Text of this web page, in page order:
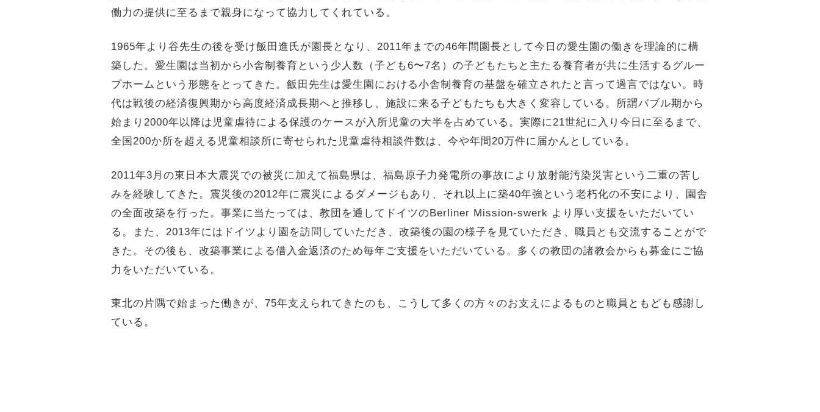
働力の提供に至るまで親身になって協力してくれている。
1965年より谷先生の後を受け飯田進氏が園長となり、2011年までの46年間園長として今日の愛生園の働きを理論的に構
築した。愛生園は当初から小舎制養育という少人数（子ども6〜7名）の子どもたちと主たる養育者が共に生活するグルー
プホームという形態をとってきた。飯田先生は愛生園における小舎制養育の基盤を確立されたと言って過言ではない。時
代は戦後の経済復興期から高度経済成長期へと推移し、施設に来る子どもたちも大きく変容している。所謂バブル期から
始まり2000年以降は児童虐待による保護のケースが入所児童の大半を占めている。実際に21世紀に入り今日に至るまで、
全国200か所を超える児童相談所に寄せられた児童虐待相談件数は、今や年間20万件に届かんとしている。
2011年3月の東日本大震災での被災に加えて福島県は、福島原子力発電所の事故により放射能汚染災害という二重の苦し
みを経験してきた。震災後の2012年に震災によるダメージもあり、それ以上に築40年強という老朽化の不安により、園舎
の全面改築を行った。事業に当たっては、教団を通してドイツのBerliner Mission-swerk より厚い支援をいただいてい
る。また、2013年にはドイツより園を訪問していただき、改築後の園の様子を見ていただき、職員とも交流することがで
きた。その後も、改築事業による借入金返済のため毎年ご支援をいただいている。多くの教団の諸教会からも募金にご協
力をいただいている。
東北の片隅で始まった働きが、75年支えられてきたのも、こうして多くの方々のお支えによるものと職員ともども感謝し
ている。